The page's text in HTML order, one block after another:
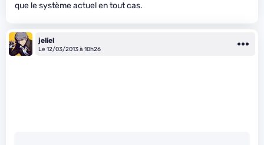
que le système actuel en tout cas.
jeliel
Le 12/03/2013 à 10h26